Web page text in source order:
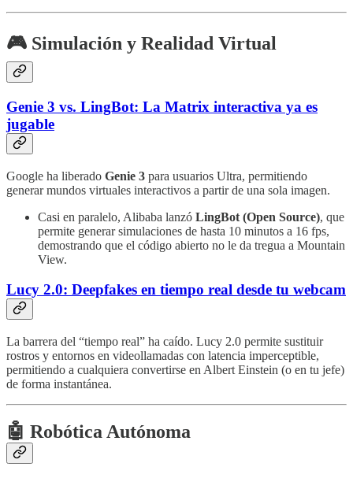
🎮 Simulación y Realidad Virtual
Genie 3 vs. LingBot: La Matrix interactiva ya es
jugable
Google ha liberado Genie 3 para usuarios Ultra, permitiendo
generar mundos virtuales interactivos a partir de una sola imagen.
Casi en paralelo, Alibaba lanzó LingBot (Open Source), que
permite generar simulaciones de hasta 10 minutos a 16 fps,
demostrando que el código abierto no le da tregua a Mountain
View.
Lucy 2.0: Deepfakes en tiempo real desde tu webcam
La barrera del “tiempo real” ha caído. Lucy 2.0 permite sustituir
rostros y entornos en videollamadas con latencia imperceptible,
permitiendo a cualquiera convertirse en Albert Einstein (o en tu jefe)
de forma instantánea.
🤖 Robótica Autónoma